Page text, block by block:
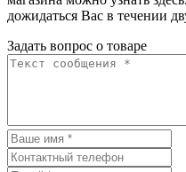
дожидаться Вас в течении
Задать вопрос о товаре